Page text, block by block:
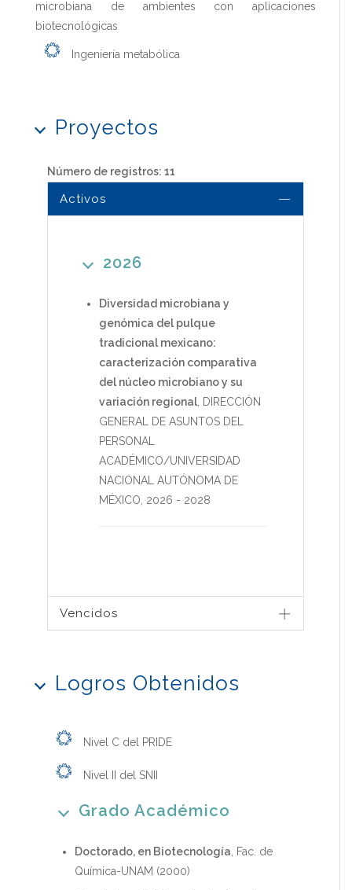
microbiana de ambientes con aplicaciones
biotecnológicas
Ingeniería metabólica
Proyectos
Número de registros: 11
Activos
2026
Diversidad microbiana y
genómica del pulque
tradicional mexicano:
caracterización comparativa
del núcleo microbiano y su
variación regional, DIRECCIÓN
GENERAL DE ASUNTOS DEL
PERSONAL
ACADÉMICO/UNIVERSIDAD
NACIONAL AUTÓNOMA DE
MÉXICO, 2026 - 2028
Vencidos
Logros Obtenidos
Nivel C del PRIDE
Nivel II del SNII
Grado Académico
Doctorado, en Biotecnología, Fac. de
Química-UNAM (2000)